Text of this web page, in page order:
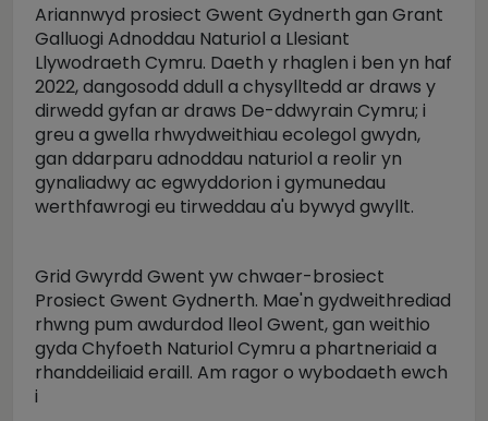
Ariannwyd prosiect Gwent Gydnerth gan Grant
Galluogi Adnoddau Naturiol a Llesiant
Llywodraeth Cymru. Daeth y rhaglen i ben yn haf
2022, dangosodd ddull a chysylltedd ar draws y
dirwedd gyfan ar draws De-ddwyrain Cymru; i
greu a gwella rhwydweithiau ecolegol gwydn,
gan ddarparu adnoddau naturiol a reolir yn
gynaliadwy ac egwyddorion i gymunedau
werthfawrogi eu tirweddau a'u bywyd gwyllt.
Grid Gwyrdd Gwent yw chwaer-brosiect
Prosiect Gwent Gydnerth. Mae'n gydweithrediad
rhwng pum awdurdod lleol Gwent, gan weithio
gyda Chyfoeth Naturiol Cymru a phartneriaid a
rhanddeiliaid eraill. Am ragor o wybodaeth ewch
i